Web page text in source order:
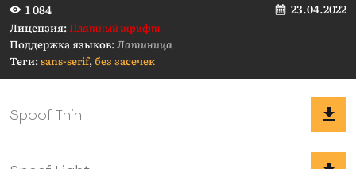
1 084 23.04.2022
Лицензия:Платный шрифт
Поддержка языков:Латиница
Теги:sans-serif,без засечек